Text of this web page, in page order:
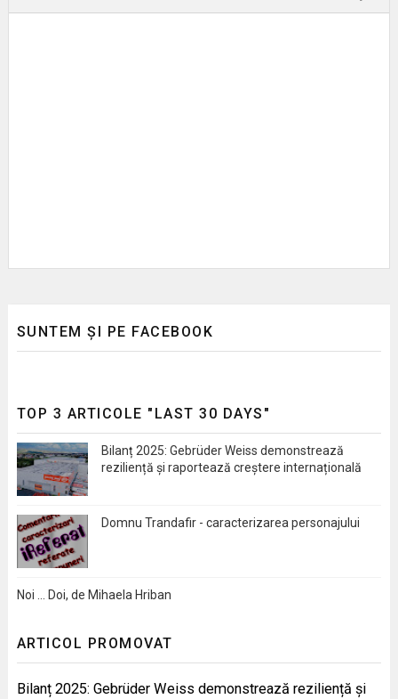
SUNTEM ȘI PE FACEBOOK
TOP 3 ARTICOLE "LAST 30 DAYS"
Bilanț 2025: Gebrüder Weiss demonstrează
reziliență și raportează creștere internațională
Domnu Trandafir - caracterizarea personajului
Noi … Doi, de Mihaela Hriban
ARTICOL PROMOVAT
Bilanț 2025: Gebrüder Weiss demonstrează reziliență și